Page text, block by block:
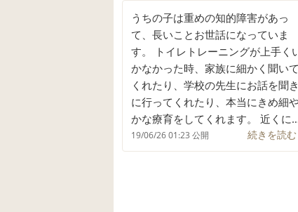
うちの子は重めの知的障害があっ
て、長いことお世話になっていま
す。 トイレトレーニングが上手く
かなかった時、家族に細かく聞いて
くれたり、学校の先生にお話を聞き
に行ってくれたり、本当にきめ細
かな療育をしてくれます。 近くに
名な商店街があるので、地域交流と
して？買い物に行ったり、調理活
19/06/26 01:23 公開 続きを読む